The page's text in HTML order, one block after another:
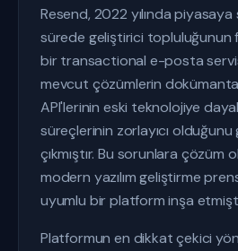
Resend, 2022 yılında piyasaya
sürede geliştirici topluluğunun
bir transactional e-posta
mevcut çözümlerin
API'lerinin eski teknolojiye
süreçlerinin zorlayıcı
çıkmıştır. Bu sorunlara çözüm
modern yazılım geliştirme
uyumlu bir platform inşa
Platformun en dikkat çekici